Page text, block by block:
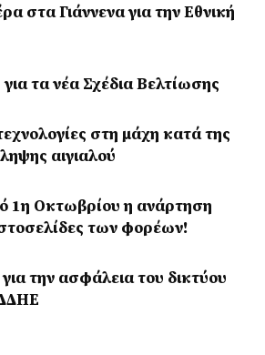
στα Γιάννενα για την Εθνική
τα νέα Σχέδια Βελτίωσης
στη μάχη κατά της
αιγιαλού
1η Οκτωβρίου η ανάρτηση
των φορέων!
την ασφάλεια του δικτύου